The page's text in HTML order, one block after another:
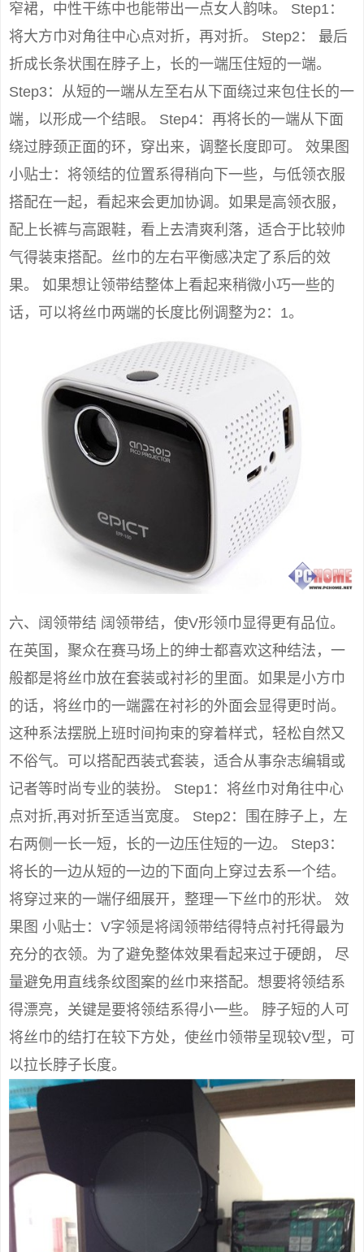
窄裙，中性干练中也能带出一点女人韵味。 Step1：
将大方巾对角往中心点对折，再对折。 Step2： 最后
折成长条状围在脖子上，长的一端压住短的一端。
Step3：从短的一端从左至右从下面绕过来包住长的一
端，以形成一个结眼。 Step4：再将长的一端从下面
绕过脖颈正面的环，穿出来，调整长度即可。 效果图
小贴士：将领结的位置系得稍向下一些，与低领衣服
搭配在一起，看起来会更加协调。如果是高领衣服，
配上长裤与高跟鞋，看上去清爽利落，适合于比较帅
气得装束搭配。丝巾的左右平衡感决定了系后的效
果。 如果想让领带结整体上看起来稍微小巧一些的
话，可以将丝巾两端的长度比例调整为2：1。
六、阔领带结 阔领带结，使V形领巾显得更有品位。
在英国，聚众在赛马场上的绅士都喜欢这种结法，一
般都是将丝巾放在套装或衬衫的里面。如果是小方巾
的话，将丝巾的一端露在衬衫的外面会显得更时尚。
这种系法摆脱上班时间拘束的穿着样式，轻松自然又
不俗气。可以搭配西装式套装，适合从事杂志编辑或
记者等时尚专业的装扮。 Step1：将丝巾对角往中心
点对折,再对折至适当宽度。 Step2：围在脖子上，左
右两侧一长一短，长的一边压住短的一边。 Step3：
将长的一边从短的一边的下面向上穿过去系一个结。
将穿过来的一端仔细展开，整理一下丝巾的形状。 效
果图 小贴士：V字领是将阔领带结得特点衬托得最为
充分的衣领。为了避免整体效果看起来过于硬朗， 尽
量避免用直线条纹图案的丝巾来搭配。想要将领结系
得漂亮，关键是要将领结系得小一些。 脖子短的人可
将丝巾的结打在较下方处，使丝巾领带呈现较V型，可
以拉长脖子长度。